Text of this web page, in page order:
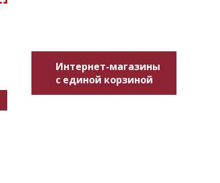
Интернет-магазины
с единой корзиной